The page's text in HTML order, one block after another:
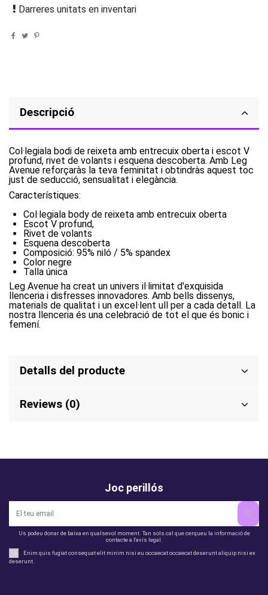
Darreres unitats en inventari
Descripció
Col·legiala bodi de reixeta amb entrecuix oberta i escot V
profund, rivet de volants i esquena descoberta. Amb Leg
Avenue reforçaràs la teva feminitat i obtindràs aquest toc
just de seducció, sensualitat i elegància.
Característiques: ​
Col·legiala body de reixeta amb entrecuix oberta
Escot V profund,
Rivet de volants
Esquena descoberta
Composició: 95% niló / 5% spandex
Color negre
Talla única
Leg Avenue ha creat un univers il·limitat d'exquisida
llenceria i disfresses innovadores. Amb bells dissenys,
materials de qualitat i un excel·lent ull per a cada detall. La
nostra llenceria és una celebració de tot el que és bonic i
femení.
Detalls del producte
Reviews (0)
Joc perillós
Us podeu donar de baixa en qualsevol moment. Tan sols cal que cerqueu la informació de
contacte a l'avís legal.
Enim quis fugiat consequat elit minim nisi eu occaecat occaecat deserunt aliquip nisi ex
deserunt.